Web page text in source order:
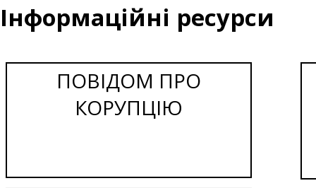
Інформаційні ресурси
ПОВІДОМ ПРО
КОРУПЦІЮ